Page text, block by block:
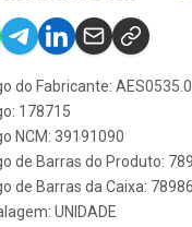
do Fabricante:
178715
NCM: 39191090
de Barras do Produto:
de Barras da Caixa:
UNIDADE